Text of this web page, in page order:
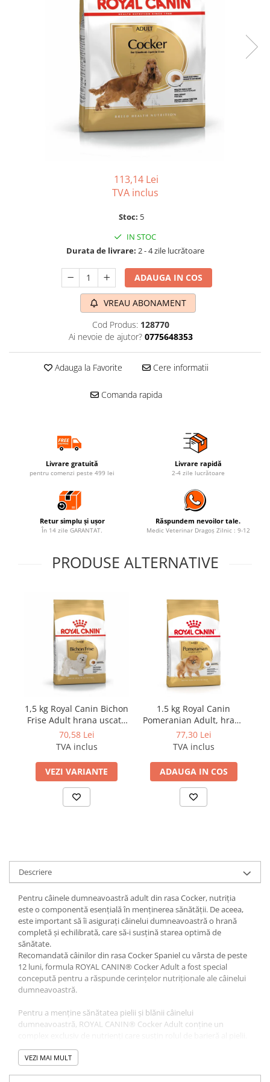
113,14 Lei
TVA inclus
Stoc: 5
IN STOC
Durata de livrare: 2 - 4 zile lucrătoare
ADAUGA IN COS
VREAU ABONAMENT
Cod Produs: 128770
Ai nevoie de ajutor? 0775648353
Adauga la Favorite Cere informatii
Comanda rapida
Livrare gratuită
pentru comenzi peste 499 lei
Livrare rapidă
2-4 zile lucrătoare
Retur simplu și ușor
În 14 zile GARANTAT.
Răspundem nevoilor tale.
Medic Veterinar Dragoș Zilnic : 9-12
PRODUSE ALTERNATIVE
1,5 kg Royal Canin Bichon
Frise Adult hrana uscata
caine
70,58 Lei
TVA inclus
VEZI VARIANTE
1.5 kg Royal Canin
Pomeranian Adult, hrana
uscata caini
77,30 Lei
TVA inclus
ADAUGA IN COS
Descriere
Pentru câinele dumneavoastră adult din rasa Cocker, nutriția
este o componentă esențială în menținerea sănătății. De aceea,
este important să îi asigurați câinelui dumneavoastră o hrană
completă și echilibrată, care să-i susțină starea optimă de
sănătate.
Recomandată câinilor din rasa Cocker Spaniel cu vârsta de peste
12 luni, formula ROYAL CANIN® Cocker Adult a fost special
concepută pentru a răspunde cerințelor nutriționale ale câinelui
dumneavoastră.
Pentru a menține sănătatea pielii și blănii câinelui
dumneavoastră, ROYAL CANIN® Cocker Adult conține un
Îmbogățită cu ulei de Borago, vitamina A și acizi grași Omega-3
(EPA și DHA), această formulă nutrițională asigură suport pentru
VEZI MAI MULT